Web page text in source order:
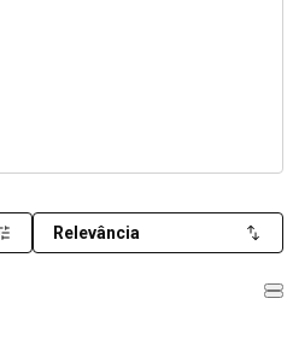
Relevância